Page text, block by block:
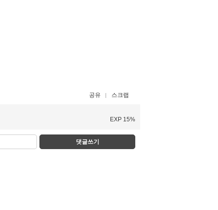
공유 스크랩
EXP 15%
댓글쓰기